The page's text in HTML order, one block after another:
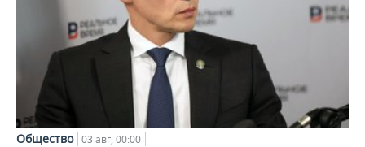
Общество 03 авг, 00:00